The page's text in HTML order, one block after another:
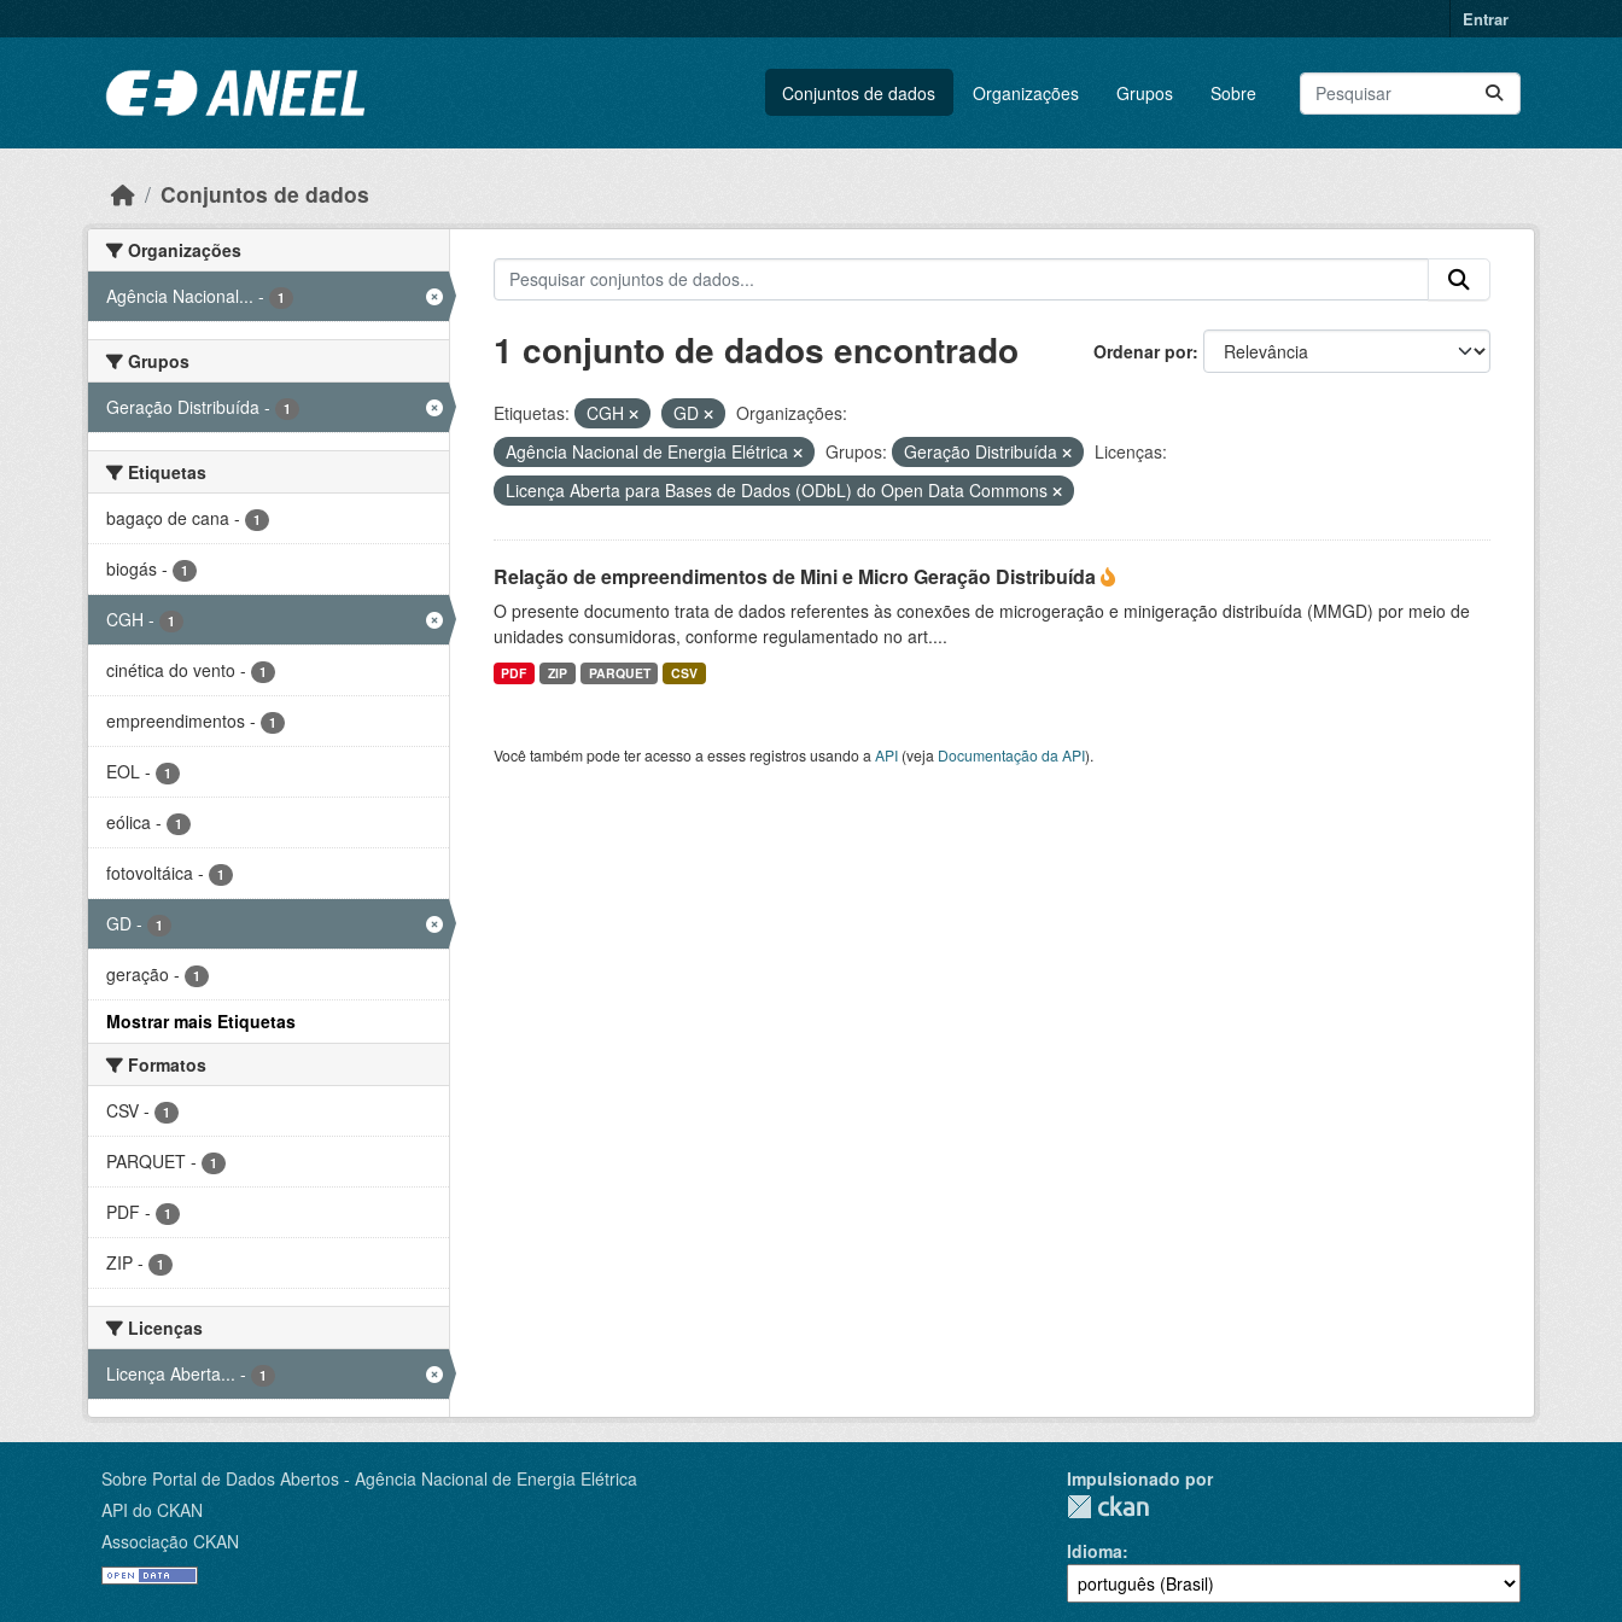
Entrar
Conjuntos de dados Organizações Grupos Sobre
Conjuntos de dados
Organizações
Agência Nacional... - 1
Grupos
Geração Distribuída - 1
Etiquetas
bagaço de cana - 1
biogás - 1
CGH - 1
cinética do vento - 1
empreendimentos - 1
EOL - 1
eólica - 1
fotovoltáica - 1
GD - 1
geração - 1
Mostrar mais Etiquetas
Formatos
CSV - 1
PARQUET - 1
PDF - 1
ZIP - 1
Licenças
Licença Aberta... - 1
Ordenar por
1 conjunto de dados encontrado
Etiquetas: CGH GD
Organizações:
Agência Nacional de Energia Elétrica
Grupos: Geração Distribuída
Licenças:
Licença Aberta para Bases de Dados (ODbL) do Open Data Commons
Relação de empreendimentos de Mini e Micro Geração Distribuída
O presente documento trata de dados referentes às conexões de microgeração e minigeração distribuída (MMGD) por meio de
unidades consumidoras, conforme regulamentado no art....
PDF ZIP PARQUET CSV
Você também pode ter acesso a esses registros usando a API(veja Documentação da API).
Sobre Portal de Dados Abertos - Agência Nacional de Energia Elétrica
API do CKAN
Associação CKAN
Impulsionado por
Idioma